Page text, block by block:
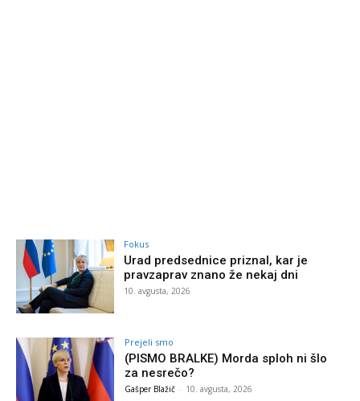
Fokus
Urad predsednice priznal, kar je
pravzaprav znano že nekaj dni
10. avgusta, 2026
Prejeli smo
(PISMO BRALKE) Morda sploh ni šlo
za nesrečo?
Gašper Blažič - 10. avgusta, 2026